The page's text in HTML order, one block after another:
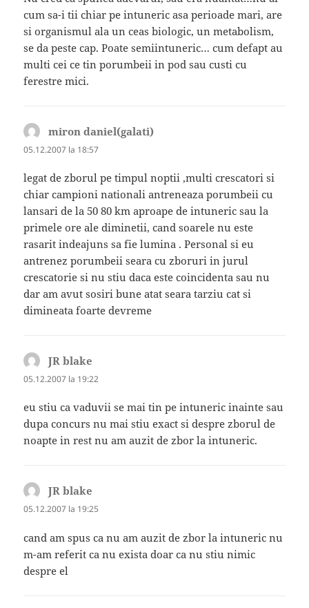
cum sa-i tii chiar pe intuneric asa perioade mari, are
si organismul ala un ceas biologic, un metabolism,
se da peste cap. Poate semiintuneric… cum defapt au
multi cei ce tin porumbeii in pod sau custi cu
ferestre mici.
miron daniel(galati)
05.12.2007 la 18:57
legat de zborul pe timpul noptii ,multi crescatori si
chiar campioni nationali antreneaza porumbeii cu
lansari de la 50 80 km aproape de intuneric sau la
primele ore ale diminetii, cand soarele nu este
rasarit indeajuns sa fie lumina . Personal si eu
antrenez porumbeii seara cu zboruri in jurul
crescatorie si nu stiu daca este coincidenta sau nu
dar am avut sosiri bune atat seara tarziu cat si
dimineata foarte devreme
JR blake
05.12.2007 la 19:22
eu stiu ca vaduvii se mai tin pe intuneric inainte sau
dupa concurs nu mai stiu exact si despre zborul de
noapte in rest nu am auzit de zbor la intuneric.
JR blake
05.12.2007 la 19:25
cand am spus ca nu am auzit de zbor la intuneric nu
m-am referit ca nu exista doar ca nu stiu nimic
despre el